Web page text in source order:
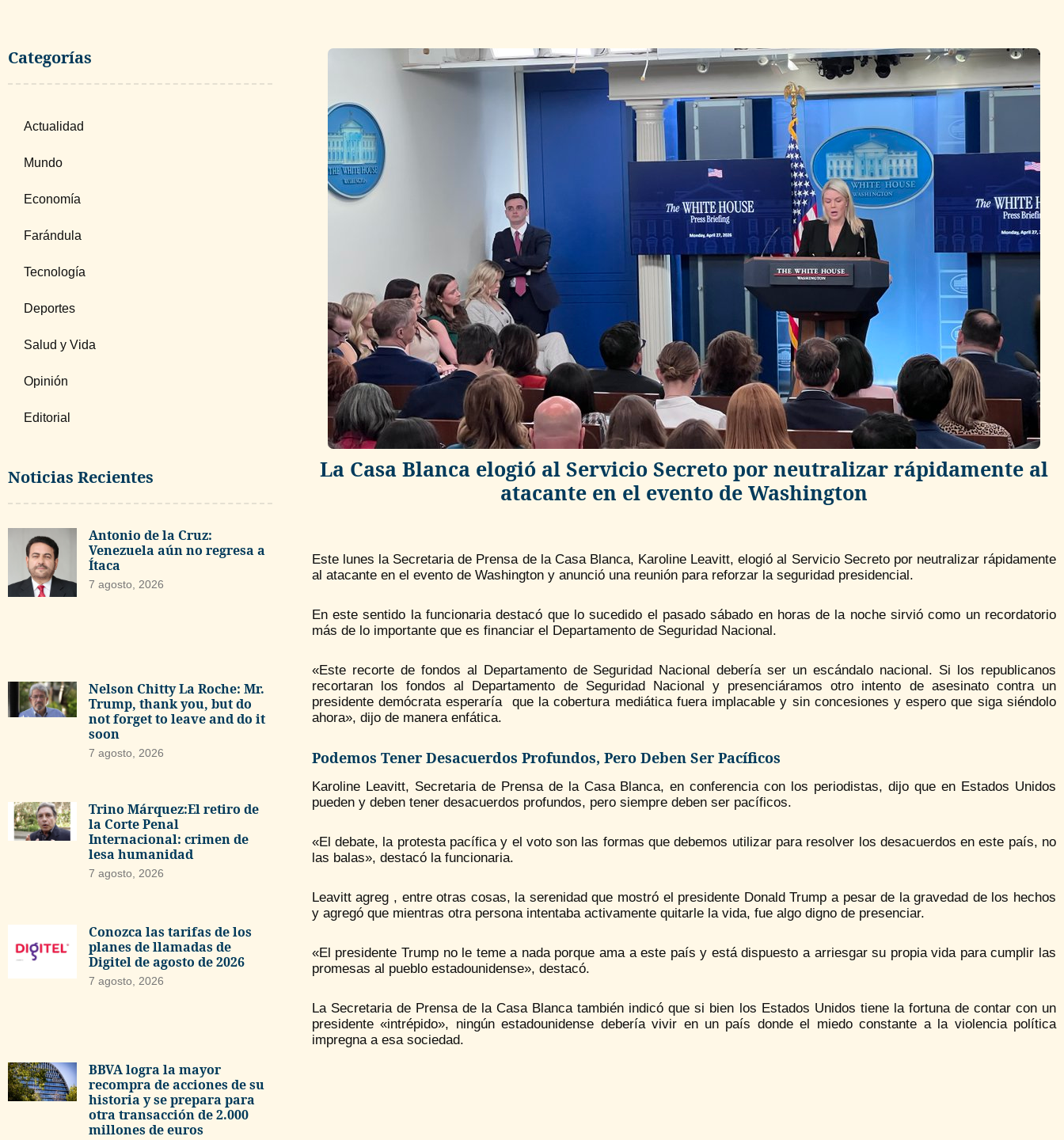
Categorías
Actualidad
Mundo
Economía
Farándula
Tecnología
Deportes
Salud y Vida
Opinión
Editorial
Noticias Recientes
Antonio de la Cruz:
Venezuela aún no regresa a
Ítaca
7 agosto, 2026
Nelson Chitty La Roche: Mr.
Trump, thank you, but do
not forget to leave and do it
soon
7 agosto, 2026
Trino Márquez:El retiro de
la Corte Penal
Internacional: crimen de
lesa humanidad
7 agosto, 2026
Conozca las tarifas de los
planes de llamadas de
Digitel de agosto de 2026
7 agosto, 2026
BBVA logra la mayor
recompra de acciones de su
historia y se prepara para
otra transacción de 2.000
millones de euros
La Casa Blanca elogió al Servicio Secreto por neutralizar rápidamente al
atacante en el evento de Washington
Este lunes la Secretaria de Prensa de la Casa Blanca, Karoline Leavitt, elogió al Servicio Secreto por neutralizar rápidamente
al atacante en el evento de Washington y anunció una reunión para reforzar la seguridad presidencial.
En este sentido la funcionaria destacó que lo sucedido el pasado sábado en horas de la noche sirvió como un recordatorio
más de lo importante que es financiar el Departamento de Seguridad Nacional.
«Este recorte de fondos al Departamento de Seguridad Nacional debería ser un escándalo nacional. Si los republicanos
recortaran los fondos al Departamento de Seguridad Nacional y presenciáramos otro intento de asesinato contra un
presidente demócrata esperaría que la cobertura mediática fuera implacable y sin concesiones y espero que siga siéndolo
ahora», dijo de manera enfática.
Podemos Tener Desacuerdos Profundos, Pero Deben Ser Pacíficos
Karoline Leavitt, Secretaria de Prensa de la Casa Blanca, en conferencia con los periodistas, dijo que en Estados Unidos
pueden y deben tener desacuerdos profundos, pero siempre deben ser pacíficos.
«El debate, la protesta pacífica y el voto son las formas que debemos utilizar para resolver los desacuerdos en este país, no
las balas», destacó la funcionaria.
Leavitt agreg , entre otras cosas, la serenidad que mostró el presidente Donald Trump a pesar de la gravedad de los hechos
y agregó que mientras otra persona intentaba activamente quitarle la vida, fue algo digno de presenciar.
«El presidente Trump no le teme a nada porque ama a este país y está dispuesto a arriesgar su propia vida para cumplir las
promesas al pueblo estadounidense», destacó.
La Secretaria de Prensa de la Casa Blanca también indicó que si bien los Estados Unidos tiene la fortuna de contar con un
presidente «intrépido», ningún estadounidense debería vivir en un país donde el miedo constante a la violencia política
impregna a esa sociedad.